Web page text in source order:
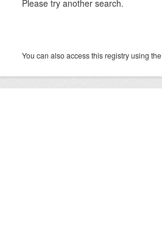
Please try another search.
You can also access this registry using the